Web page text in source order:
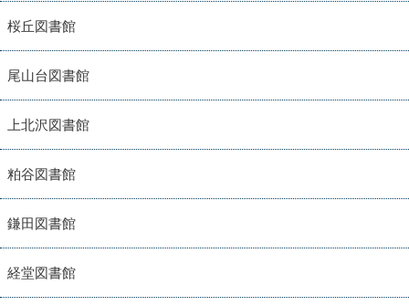
桜丘図書館
尾山台図書館
上北沢図書館
粕谷図書館
鎌田図書館
経堂図書館